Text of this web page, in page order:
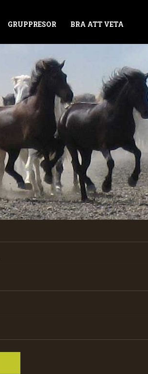
GRUPPRESOR BRA ATT VETA